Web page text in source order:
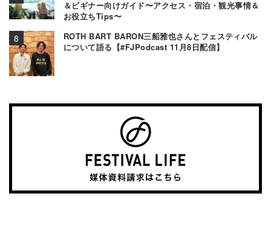
＆ビギナー向けガイド〜アクセス・宿泊・観光事情＆
お役立ちTips〜
ROTH BART BARON三船雅也さんとフェスティバル
について語る【#FJPodcast 11月8日配信】